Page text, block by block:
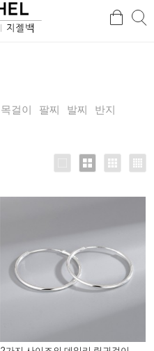
검
목걸이 팔찌 발찌
반지